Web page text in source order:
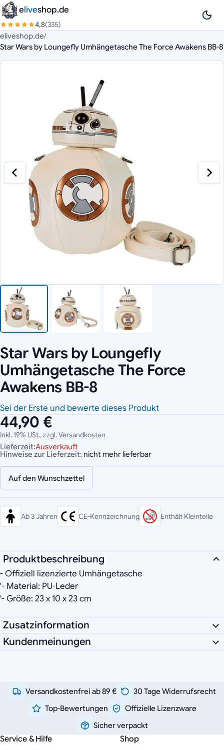
Zum Inhalt springen
eliveshop.de
4,8(335)
eliveshop.de/
Star Wars by Loungefly Umhängetasche The Force Awakens BB-8
Star Wars by Loungefly
Umhängetasche The Force
Awakens BB-8
Sei der Erste und bewerte dieses Produkt
44,90 €
Inkl. 19% USt., zzgl.Versandkosten
Lieferzeit:Ausverkauft
Hinweise zur Lieferzeit: nicht mehr lieferbar
Auf den Wunschzettel
Ab 3 Jahren CE-Kennzeichnung Enthält Kleinteile
Produktbeschreibung
- Offiziell lizenzierte Umhängetasche
'- Material: PU-Leder
'- Größe: 23 x 10 x 23 cm
Zusatzinformation
Kundenmeinungen
Versandkostenfrei ab 89 €
30 Tage Widerrufsrecht
Top-Bewertungen
Offizielle Lizenzware
Sicher verpackt
Service & Hilfe Shop